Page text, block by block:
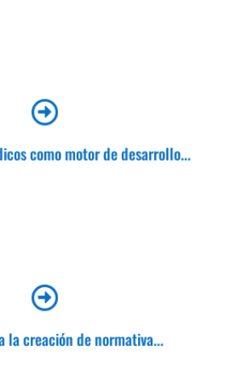

como motor de desarrollo...
donde se encuentran situados.

la creación de normativa...
para regular los espacios y la